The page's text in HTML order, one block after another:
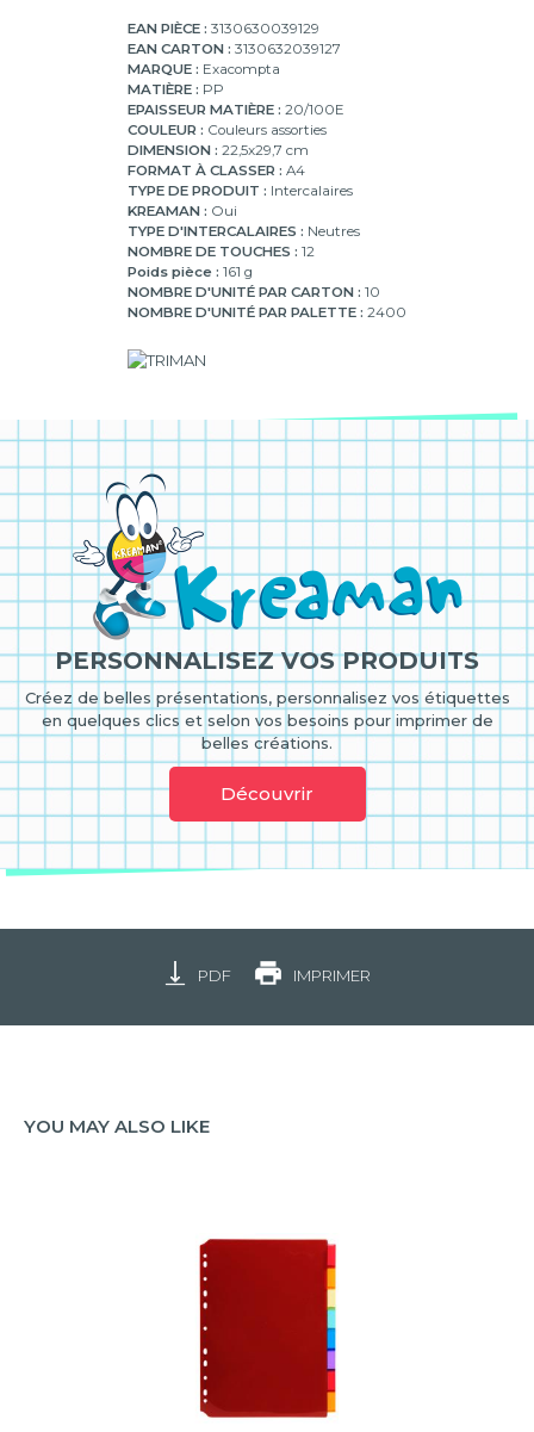
EAN PIÈCE : 3130630039129
EAN CARTON : 3130632039127
MARQUE : Exacompta
MATIÈRE : PP
EPAISSEUR MATIÈRE : 20/100E
COULEUR : Couleurs assorties
DIMENSION : 22,5x29,7 cm
FORMAT À CLASSER : A4
TYPE DE PRODUIT : Intercalaires
KREAMAN : Oui
TYPE D'INTERCALAIRES : Neutres
NOMBRE DE TOUCHES : 12
Poids pièce : 161 g
NOMBRE D'UNITÉ PAR CARTON : 10
NOMBRE D'UNITÉ PAR PALETTE : 2400
PERSONNALISEZ VOS PRODUITS
Créez de belles présentations, personnalisez vos étiquettes
en quelques clics et selon vos besoins pour imprimer de
belles créations.
Découvrir
PDF IMPRIMER
YOU MAY ALSO LIKE